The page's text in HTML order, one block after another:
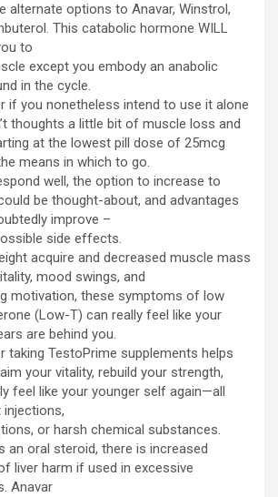
alternate options to Anavar, Winstrol,
This catabolic hormone WILL
to
except you embody an anabolic
in the cycle.
if you nonetheless intend to use it alone
thoughts a little bit of muscle loss and
at the lowest pill dose of 25mcg
means in which to go.
well, the option to increase to
be thought-about, and advantages
improve –
side effects.
acquire and decreased muscle mass
mood swings, and
motivation, these symptoms of low
(Low-T) can really feel like your
are behind you.
taking TestoPrime supplements helps
your vitality, rebuild your strength,
feel like your younger self again—all
or harsh chemical substances.
an oral steroid, there is increased
liver harm if used in excessive
Anavar